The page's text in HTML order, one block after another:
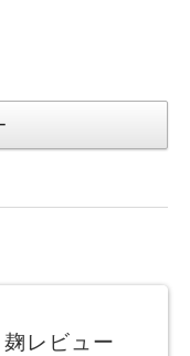
レビュー